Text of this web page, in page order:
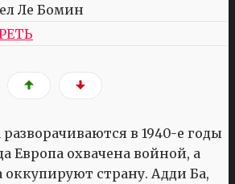
Ле Бомин
в 1940-е годы
Европа охвачена войной, а
страну. Адди Ба,